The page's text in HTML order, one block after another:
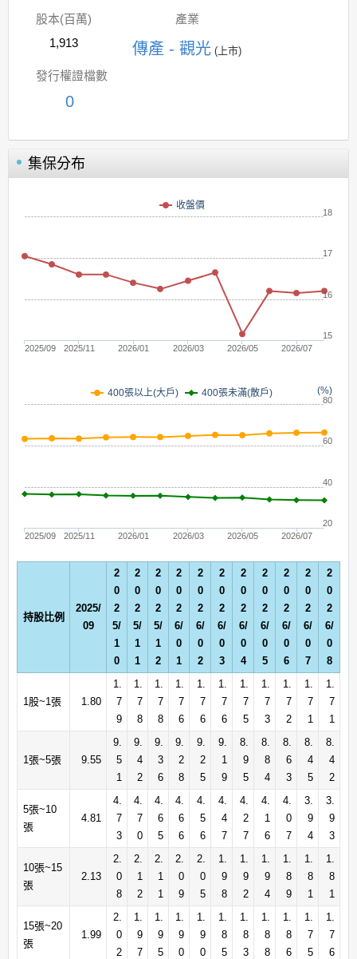
股本(百萬)
1,913
產業
傳產 - 觀光 (上市)
發行權證檔數
0
集保分布
收盤價
2025/09 2025/11 2026/01 2026/03 2026/05 2026/07
15
16
17
18
(%)
400張以上(大戶) 400張未滿(散戶)
2025/09 2025/11 2026/01 2026/03 2026/05 2026/07
40
60
20
80
持股比例
2025/
09
2
0
2
5/
1
0
2
0
2
5/
1
1
2
0
2
5/
1
2
2
0
2
6/
0
1
2
0
2
6/
0
2
2
0
2
6/
0
3
2
0
2
6/
0
4
2
0
2
6/
0
5
2
0
2
6/
0
6
2
0
2
6/
0
7
2
0
2
6/
0
8
1股~1張 1.80
1.
7
9
1.
7
8
1.
7
8
1.
7
6
1.
7
6
1.
7
6
1.
7
5
1.
7
3
1.
7
2
1.
7
1
1.
7
1
1張~5張 9.55
9.
5
1
9.
4
2
9.
3
6
9.
2
8
9.
2
5
9.
1
9
8.
9
5
8.
8
4
8.
6
3
8.
4
5
8.
4
2
5張~10
張
4.81
4.
7
3
4.
7
0
4.
6
5
4.
6
6
4.
5
6
4.
4
7
4.
2
7
4.
1
6
4.
0
7
3.
9
4
3.
9
3
10張~15
張
2.13
2.
0
8
2.
1
2
2.
1
1
2.
0
9
2.
0
5
1.
9
8
1.
9
2
1.
9
4
1.
8
9
1.
8
1
1.
8
1
15張~20
張
1.99
2.
0
2
1.
9
7
1.
9
5
1.
9
0
1.
9
0
1.
8
5
1.
8
3
1.
8
8
1.
8
6
1.
7
5
1.
7
6